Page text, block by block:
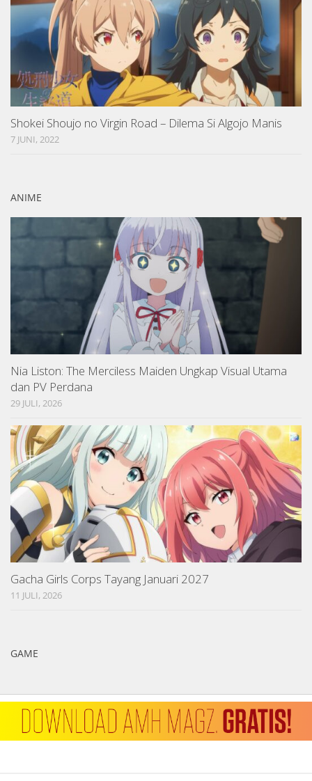
Shokei Shoujo no Virgin Road – Dilema Si Algojo Manis
7 JUNI, 2022
ANIME
Nia Liston: The Merciless Maiden Ungkap Visual Utama
dan PV Perdana
29 JULI, 2026
Gacha Girls Corps Tayang Januari 2027
11 JULI, 2026
GAME